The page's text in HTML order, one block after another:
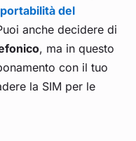
portabilità del
anche decidere di
, ma in questo
con il tuo
la SIM per le